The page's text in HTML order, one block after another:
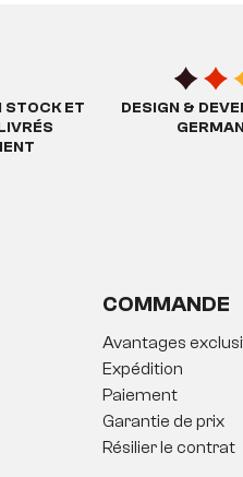
ET
DESIGN &
COMMANDE
Avantages
Expédition
Paiement
Garantie de prix
Résilier le contrat